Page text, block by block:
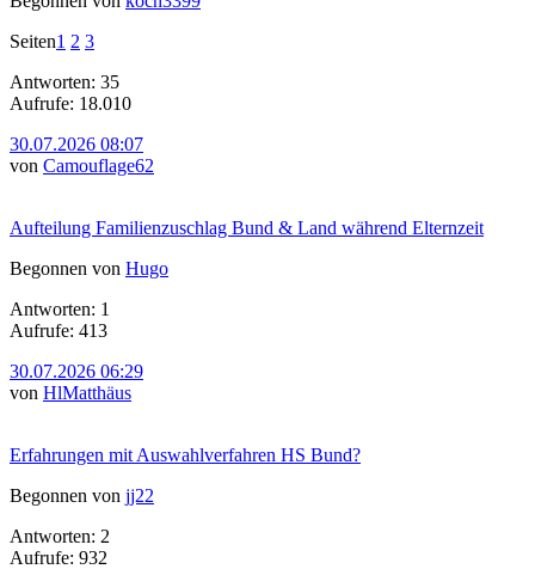
Seiten1 2 3
Antworten: 35
Aufrufe: 18.010
30.07.2026 08:07
von Camouflage62
Aufteilung Familienzuschlag Bund & Land während Elternzeit
Begonnen von Hugo
Antworten: 1
Aufrufe: 413
30.07.2026 06:29
von HlMatthäus
Erfahrungen mit Auswahlverfahren HS Bund?
Begonnen von jj22
Antworten: 2
Aufrufe: 932